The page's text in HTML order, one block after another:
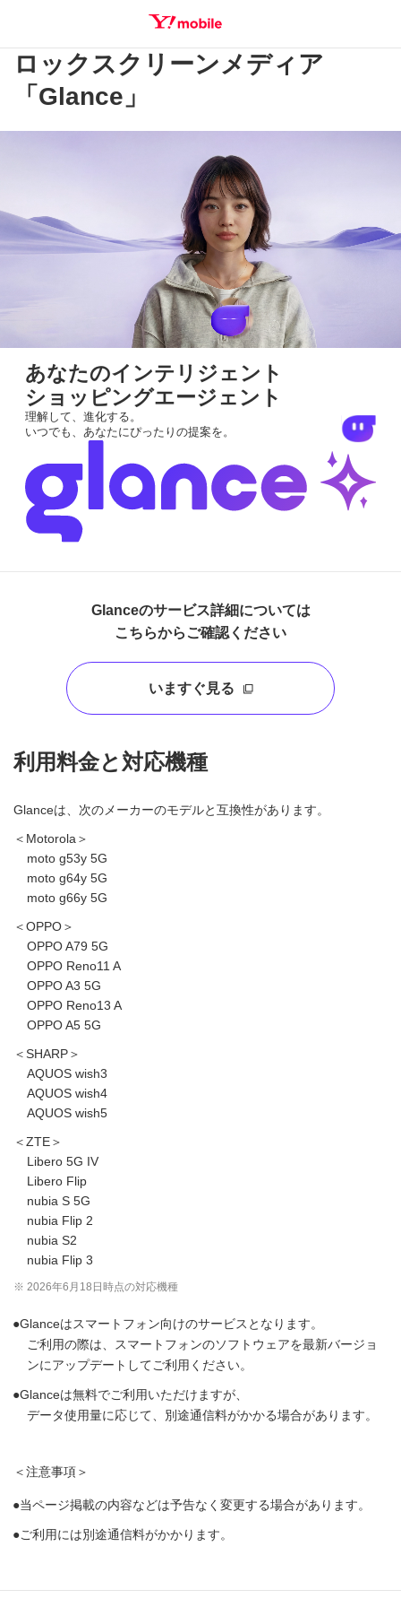
SEARCH
ロックスクリーンメディア
「Glance」
あなたのインテリジェント
ショッピングエージェント
理解して、進化する。
いつでも、あなたにぴったりの提案を。
Glanceのサービス詳細については
こちらからご確認ください
いますぐ見る
利用料金と対応機種
Glanceは、次のメーカーのモデルと互換性があります。
＜Motorola＞
moto g53y 5G
moto g64y 5G
moto g66y 5G
＜OPPO＞
OPPO A79 5G
OPPO Reno11 A
OPPO A3 5G
OPPO Reno13 A
OPPO A5 5G
＜SHARP＞
AQUOS wish3
AQUOS wish4
AQUOS wish5
＜ZTE＞
Libero 5G IV
Libero Flip
nubia S 5G
nubia Flip 2
nubia S2
nubia Flip 3
※ 2026年6月18日時点の対応機種
Glanceはスマートフォン向けのサービスとなります。
ご利用の際は、スマートフォンのソフトウェアを最新バージョ
ンにアップデートしてご利用ください。
Glanceは無料でご利用いただけますが、
データ使用量に応じて、別途通信料がかかる場合があります。
＜注意事項＞
当ページ掲載の内容などは予告なく変更する場合があります。
ご利用には別途通信料がかかります。